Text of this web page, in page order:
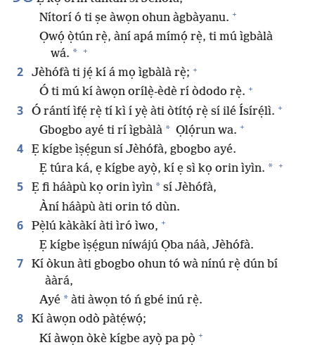
Nítorí ó ti ṣe àwọn ohun àgbàyanu. +
Ọwọ́ ọ̀tún rẹ̀, àní apá mímọ́ rẹ̀, ti mú ìgbàlà
wá. * +
2 Jèhófà ti jẹ́ kí á mọ ìgbàlà rẹ̀; +
Ó ti mú kí àwọn orílẹ̀-èdè rí òdodo rẹ̀. +
3 Ó rántí ìfẹ́ rẹ̀ tí kì í yẹ̀ àti òtítọ́ rẹ̀ sí ilé Ísírẹ́lì. +
Gbogbo ayé ti rí ìgbàlà * Ọlọ́run wa. +
4
Ẹ kígbe ìṣẹ́gun sí Jèhófà, gbogbo ayé.
Ẹ túra ká, ẹ kígbe ayọ̀, kí ẹ sì kọ orin ìyìn. * +
5 Ẹ fi háàpù kọ orin ìyìn * sí Jèhófà,
Àní háàpù àti orin tó dùn.
6 Pẹ̀lú kàkàkí àti ìró ìwo, +
Ẹ kígbe ìṣẹ́gun níwájú Ọba náà, Jèhófà.
7
Kí òkun àti gbogbo ohun tó wà nínú rẹ̀ dún bí
ààrá,
Ayé * àti àwọn tó ń gbé inú rẹ̀.
8
Kí àwọn odò pàtẹ́wọ́;
Kí àwọn òkè kígbe ayọ̀ pa pọ̀ +